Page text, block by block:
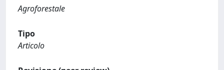
Agroforestale
Tipo
Articolo